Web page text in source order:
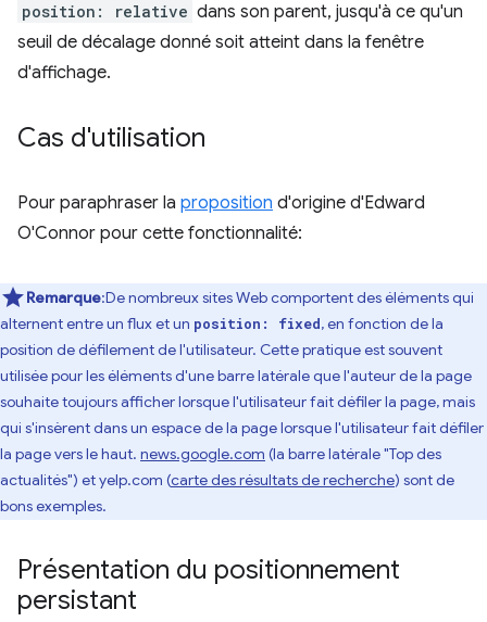
position: relative dans son parent, jusqu'à ce qu'un
seuil de décalage donné soit atteint dans la fenêtre
d'affichage.
Cas d'utilisation
Pour paraphraser la proposition d'origine d'Edward
O'Connor pour cette fonctionnalité:
Remarque:De nombreux sites Web comportent des éléments qui
alternent entre un flux et un position: fixed, en fonction de la
position de défilement de l'utilisateur. Cette pratique est souvent
utilisée pour les éléments d'une barre latérale que l'auteur de la page
souhaite toujours afficher lorsque l'utilisateur fait défiler la page, mais
qui s'insèrent dans un espace de la page lorsque l'utilisateur fait défiler
la page vers le haut. news.google.com (la barre latérale "Top des
actualités") et yelp.com (carte des résultats de recherche) sont de
bons exemples.
Présentation du positionnement
persistant